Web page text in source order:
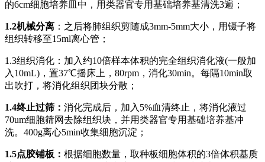
的6cm细胞培养皿中，用类器官专用基础培养基清洗3遍；
1.2机械分离 ：之后将肺组织剪随成3mm-5mm大小，用镊子将
组织转移至15ml离心管；
1.3组织消化：加入约10倍样本体积的完全组织消化液(一般加
入10mL)，置37℃摇床上，80rpm，消化30min。每隔10min取
出吹打，将消化组织团块分散；
1.4终止过筛： 消化完成后，加入5%血清终止，将消化液过
70um细胞筛网去除组织块，并用类器官专用基础培养基冲
洗。400g离心5min收集细胞沉淀；
1.5点胶铺板： 根据细胞数量，取种板细胞体积的3倍体积基质